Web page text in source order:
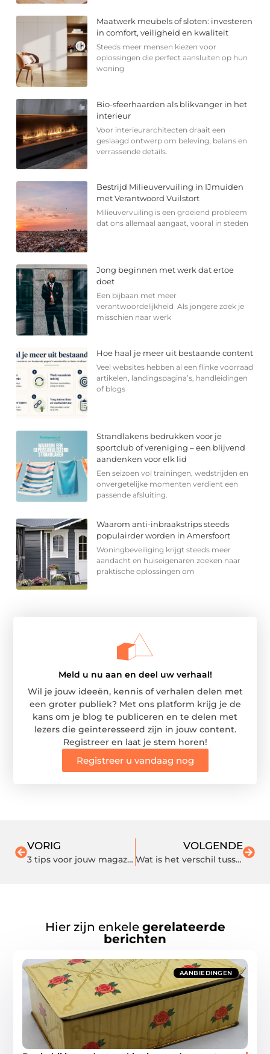
Maatwerk meubels of sloten: investeren
in comfort, veiligheid en kwaliteit
Steeds meer mensen kiezen voor
oplossingen die perfect aansluiten op hun
woning
Bio-sfeerhaarden als blikvanger in het
interieur
Voor interieurarchitecten draait een
geslaagd ontwerp om beleving, balans en
verrassende details.
Bestrijd Milieuvervuiling in IJmuiden
met Verantwoord Vuilstort
Milieuvervuiling is een groeiend probleem
dat ons allemaal aangaat, vooral in steden
Jong beginnen met werk dat ertoe
doet
Een bijbaan met meer
verantwoordelijkheid Als jongere zoek je
misschien naar werk
Hoe haal je meer uit bestaande content
Veel websites hebben al een flinke voorraad
artikelen, landingspagina’s, handleidingen
of blogs
Strandlakens bedrukken voor je
sportclub of vereniging – een blijvend
aandenken voor elk lid
Een seizoen vol trainingen, wedstrijden en
onvergetelijke momenten verdient een
passende afsluiting.
Waarom anti-inbraakstrips steeds
populairder worden in Amersfoort
Woningbeveiliging krijgt steeds meer
aandacht en huiseigenaren zoeken naar
praktische oplossingen om
Meld u nu aan en deel uw verhaal!
Wil je jouw ideeën, kennis of verhalen delen met
een groter publiek? Met ons platform krijg je de
kans om je blog te publiceren en te delen met
lezers die geïnteresseerd zijn in jouw content.
Registreer en laat je stem horen!
Registreer u vandaag nog
VORIG
3 tips voor jouw magazijn
VOLGENDE
Wat is het verschil tussen gelnagels en acrylnagels?
Hier zijn enkele gerelateerde
berichten
AANBIEDINGEN